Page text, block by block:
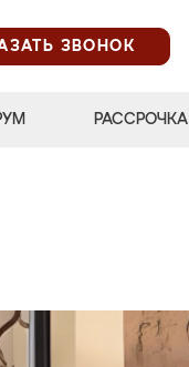
ЗВОНОК
РАССРОЧКА